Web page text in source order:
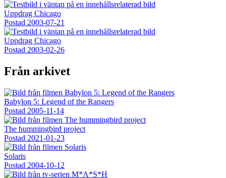
Uppdrag Chicago
Postad 2003-07-21
Uppdrag Chicago
Postad 2003-02-26
Från arkivet
Babylon 5: Legend of the Rangers
Postad 2005-11-14
The hummingbird project
Postad 2021-01-23
Solaris
Postad 2004-10-12